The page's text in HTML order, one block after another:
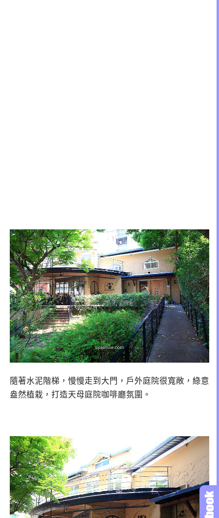
隨著水泥階梯，慢慢走到大門，戶外庭院很寬敞，綠意
盎然植栽，打造天母庭院咖啡廳氛圍。